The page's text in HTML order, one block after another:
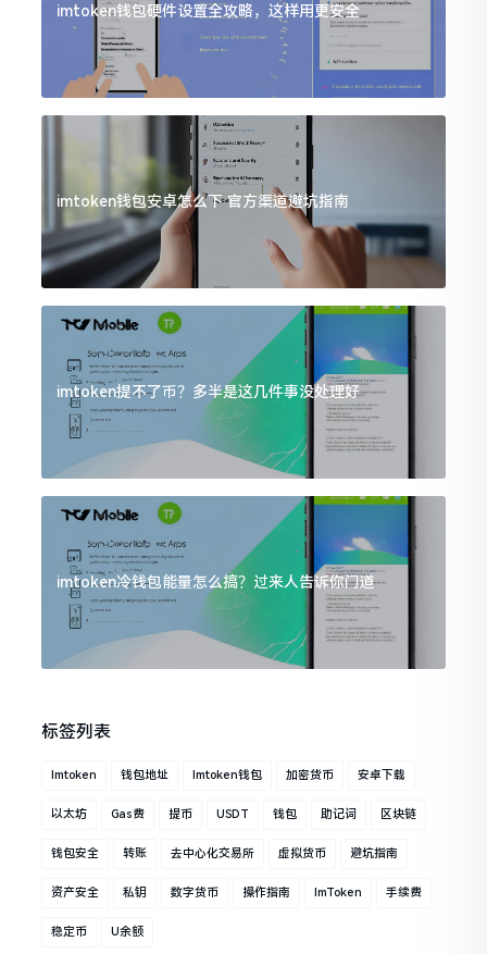
imtoken钱包硬件设置全攻略，这样用更安全
imtoken钱包安卓怎么下 官方渠道避坑指南
imtoken提不了币？多半是这几件事没处理好
imtoken冷钱包能量怎么搞？过来人告诉你门道
标签列表
Imtoken 钱包地址 Imtoken钱包 加密货币 安卓下载
以太坊 Gas费 提币 USDT 钱包 助记词 区块链
钱包安全 转账 去中心化交易所 虚拟货币 避坑指南
资产安全 私钥 数字货币 操作指南 ImToken 手续费
稳定币 U余额